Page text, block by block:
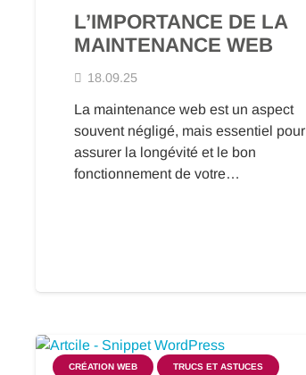
L’IMPORTANCE DE LA
MAINTENANCE WEB
18.09.25
La maintenance web est un aspect
souvent négligé, mais essentiel pour
assurer la longévité et le bon
fonctionnement de votre…
CRÉATION WEB TRUCS ET ASTUCES